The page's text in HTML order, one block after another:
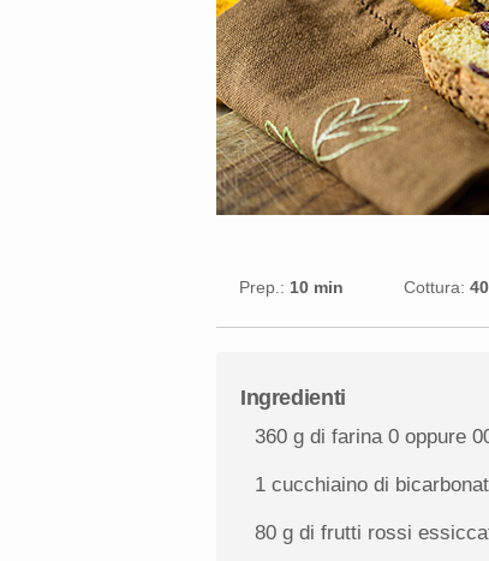
Prep.: 10 min Cottura:
Ingredienti
360 gdi farina 0 oppure
1cucchiaino di
80 gdi frutti rossi